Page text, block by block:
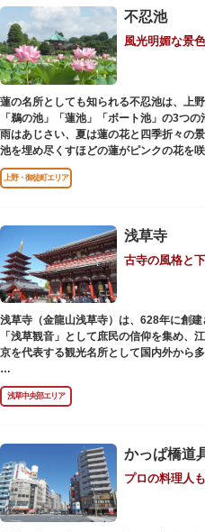
不忍池
風光明媚な景
蓮の名所としても知られる不忍池は、上
「鵜の池」「蓮池」「ボート池」の3つ
雨はあじさい、夏は蓮の花と四季折々の景
池を埋め尽くすほどの蓮がピンクの花を
前のみ開花するので、シーズン中は多く
す。綺麗な蓮の花を近くから観察できる
から池を眺めれば、新しい発見ができる
にはマガモ・オナガガモなどたくさんの
でバードウォッチングができる珍しいス
ファミリーで、カップルで、または一人
過ごしください。
上野・御徒町エリア
浅草寺
古寺の風格と
浅草寺（金龍山浅草寺）は、628年に創建
「浅草観音」として庶民の信仰を集め、
京を代表する観光名所として国内外から
浅草の象徴とも言える「雷門（風雷神門
神像が安置された浅草寺の総門。本堂前
蔵門」が建ち、参拝客を堂々と迎えてく
身を清めましょう。「観音堂」とも呼ば
が祀られており、毎日定時に法要が執り行
境内の歴史ある建造物も必見です。ひと
の二天門、浅草名所七福神のひとつ・大
う）など、悠久の時に思いを馳せて見学を
浅草中央部エリア
かっぱ橋道
プロの料理人